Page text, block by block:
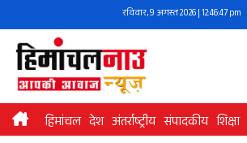
to
content
रविवार, 9 अगस्त 2026 | 12:46:47 pm
हिमांचल देश अंतर्राष्ट्रीय संपादकीय शिक्षा